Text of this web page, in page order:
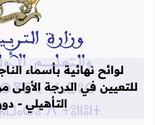
لوائح نهائية بأسماء
للتعيين في الدرجة الأولى
التأهيلي - دورة